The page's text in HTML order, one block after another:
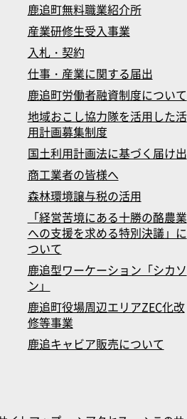
鹿追町無料職業紹介所
産業研修生受入事業
入札・契約
仕事・産業に関する届出
鹿追町労働者融資制度について
地域おこし協力隊を活用した活
用計画募集制度
国土利用計画法に基づく届け出
商工業者の皆様へ
森林環境譲与税の活用
「経営苦境にある十勝の酪農業
への支援を求める特別決議」に
ついて
鹿追型ワーケーション「シカソ
ン」
鹿追町役場周辺エリアZEC化改
修等事業
鹿追キャビア販売について